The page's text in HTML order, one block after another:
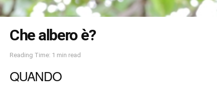
Che albero è?
Reading Time: 1 min read
QUANDO